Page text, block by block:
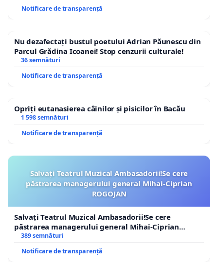
Notificare de transparență
Nu dezafectați bustul poetului Adrian Păunescu din
Parcul Grădina Icoanei! Stop cenzurii culturale!
36 semnături
Notificare de transparență
Opriți eutanasierea câinilor și pisicilor în Bacău
1 598 semnături
Notificare de transparență
Salvați Teatrul Muzical Ambasadorii!Se cere
păstrarea managerului general Mihai-Ciprian
ROGOJAN
Salvați Teatrul Muzical Ambasadorii!Se cere
păstrarea managerului general Mihai-Ciprian
ROGOJAN
389 semnături
Notificare de transparență